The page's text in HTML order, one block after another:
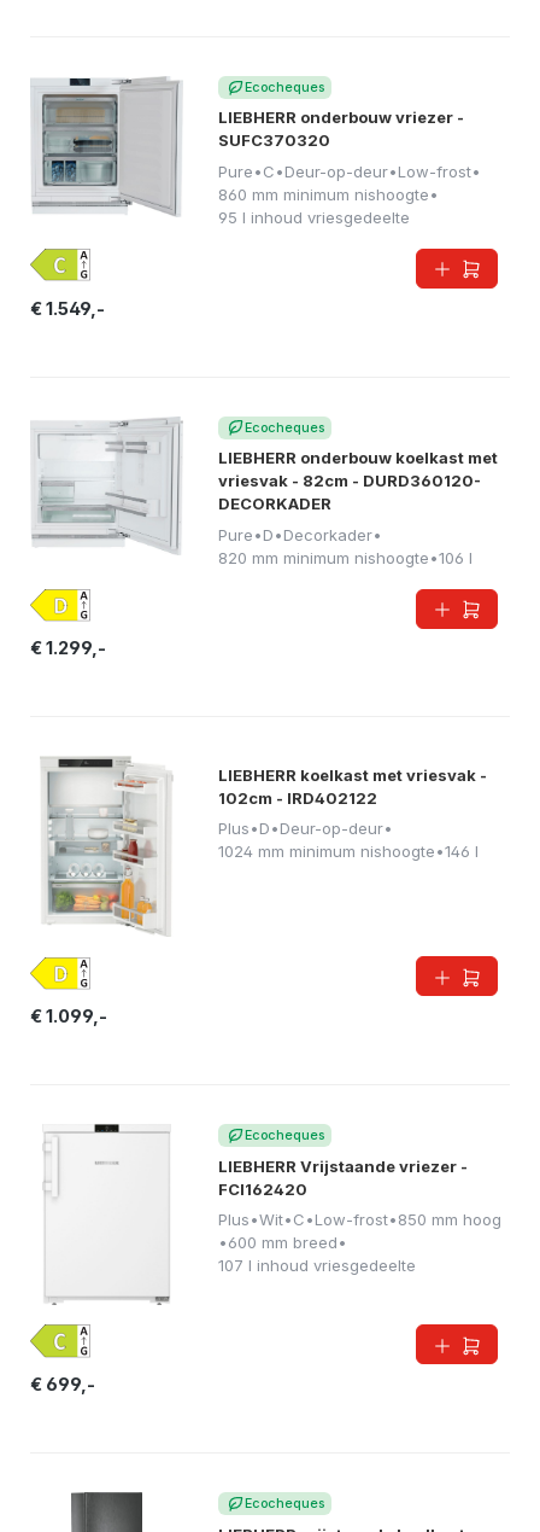
Ecocheques
LIEBHERR onderbouw vriezer -
SUFC370320
Pure•C•Deur-op-deur•Low-frost•
860 mm minimum nishoogte•
95 l inhoud vriesgedeelte
€ 1.549,-
Ecocheques
LIEBHERR onderbouw koelkast met
vriesvak - 82cm - DURD360120-
DECORKADER
Pure•D•Decorkader•
820 mm minimum nishoogte•106 l
€ 1.299,-
LIEBHERR koelkast met vriesvak -
102cm - IRD402122
Plus•D•Deur-op-deur•
1024 mm minimum nishoogte•146 l
€ 1.099,-
Ecocheques
LIEBHERR Vrijstaande vriezer -
FCI162420
Plus•Wit•C•Low-frost•850 mm hoog
•600 mm breed•
107 l inhoud vriesgedeelte
€ 699,-
Ecocheques